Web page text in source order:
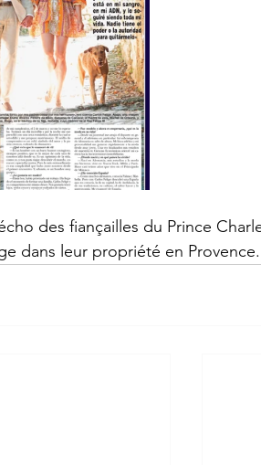
des fiançailles du Prince
dans leur propriété en Provence.